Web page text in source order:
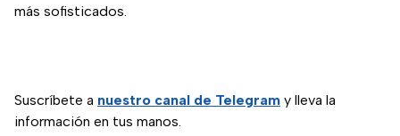
más sofisticados.
Suscríbete a nuestro canal de Telegram y lleva la
información en tus manos.